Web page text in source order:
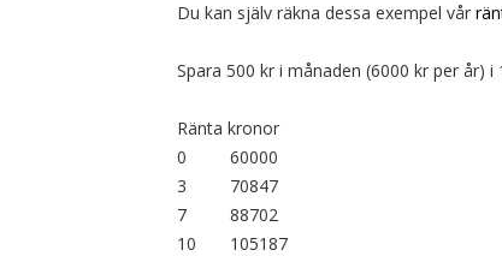
Du kan själv räkna dessa exempel vår
Spara 500 kr i månaden (6000 kr per år)
Ränta kronor
0 60000
3 70847
7 88702
10 105187